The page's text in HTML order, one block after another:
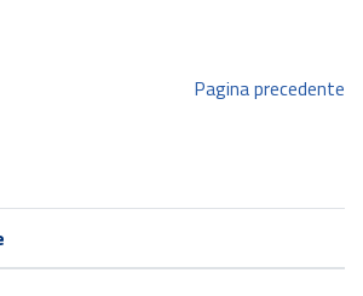
Pagina precedente